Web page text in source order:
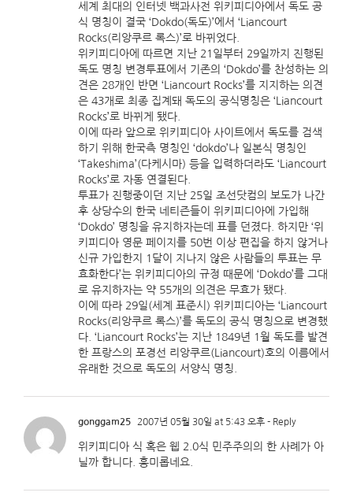
세계 최대의 인터넷 백과사전 위키피디아에서 독도 공
식 명칭이 결국 ‘Dokdo(독도)’에서 ‘Liancourt
Rocks(리앙쿠르 록스)’로 바뀌었다.
위키피디아에 따르면 지난 21일부터 29일까지 진행된
독도 명칭 변경투표에서 기존의 ‘Dokdo’를 찬성하는 의
견은 28개인 반면 ‘Liancourt Rocks’를 지지하는 의견
은 43개로 최종 집계돼 독도의 공식명칭은 ‘Liancourt
Rocks’로 바뀌게 됐다.
이에 따라 앞으로 위키피디아 사이트에서 독도를 검색
하기 위해 한국측 명칭인 ‘dokdo’나 일본식 명칭인
‘Takeshima’(다케시마) 등을 입력하더라도 ‘Liancourt
Rocks’로 자동 연결된다.
투표가 진행중이던 지난 25일 조선닷컴의 보도가 나간
후 상당수의 한국 네티즌들이 위키피디아에 가입해
‘Dokdo’ 명칭을 유지하자는데 표를 던졌다. 하지만 ‘위
키피디아 영문 페이지를 50번 이상 편집을 하지 않거나
신규 가입한지 1달이 지나지 않은 사람들의 투표는 무
효화한다’는 위키피디아의 규정 때문에 ‘Dokdo’를 그대
로 유지하자는 약 55개의 의견은 무효가 됐다.
이에 따라 29일(세계 표준시) 위키피디아는 ‘Liancourt
Rocks(리앙쿠르 록스)’를 독도의 공식 명칭으로 변경했
다. ‘Liancourt Rocks’는 지난 1849년 1월 독도를 발견
한 프랑스의 포경선 리앙쿠르(Liancourt)호의 이름에서
유래한 것으로 독도의 서양식 명칭.
gonggam25 2007년 05월 30일 at 5:43 오후 - Reply
위키피디아 식 혹은 웹 2.0식 민주주의의 한 사례가 아
닐까 합니다. 흥미롭네요.